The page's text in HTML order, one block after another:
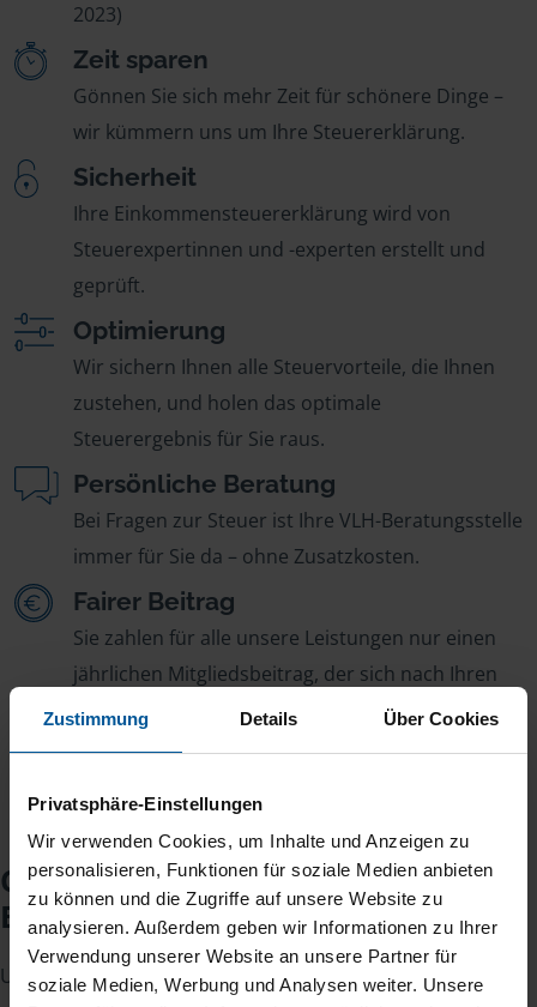
Zustimmung Details Über Cookies
Privatsphäre-Einstellungen
Wir verwenden Cookies, um Inhalte und Anzeigen zu
personalisieren, Funktionen für soziale Medien anbieten
zu können und die Zugriffe auf unsere Website zu
analysieren. Außerdem geben wir Informationen zu Ihrer
Verwendung unserer Website an unsere Partner für
soziale Medien, Werbung und Analysen weiter. Unsere
2023)
Zeit sparen
Gönnen Sie sich mehr Zeit für schönere Dinge –
wir kümmern uns um Ihre Steuererklärung.
Sicherheit
Ihre Einkommensteuererklärung wird von
Steuerexpertinnen und -experten erstellt und
geprüft.
Optimierung
Wir sichern Ihnen alle Steuervorteile, die Ihnen
zustehen, und holen das optimale
Steuerergebnis für Sie raus.
Persönliche Beratung
Bei Fragen zur Steuer ist Ihre VLH-Beratungsstelle
immer für Sie da – ohne Zusatzkosten.
Fairer Beitrag
Sie zahlen für alle unsere Leistungen nur einen
jährlichen Mitgliedsbeitrag, der sich nach Ihren
Jahreseinnahmen richtet.
Checkliste für Ihr
Beratungsgespräch
Um Ihre Steuererklärung erstellen zu können, benötigen